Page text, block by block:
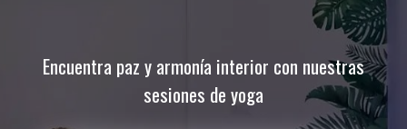
Encuentra paz y armonía interior con nuestras
sesiones de yoga